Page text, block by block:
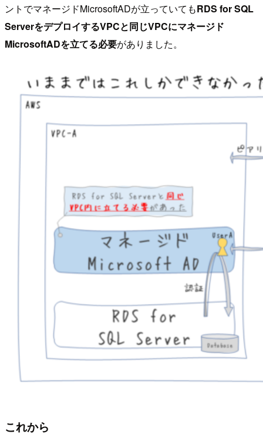
ントでマネージドMicrosoftADが立っていてもRDS for SQL
ServerをデプロイするVPCと同じVPCにマネージド
MicrosoftADを立てる必要がありました。
これから